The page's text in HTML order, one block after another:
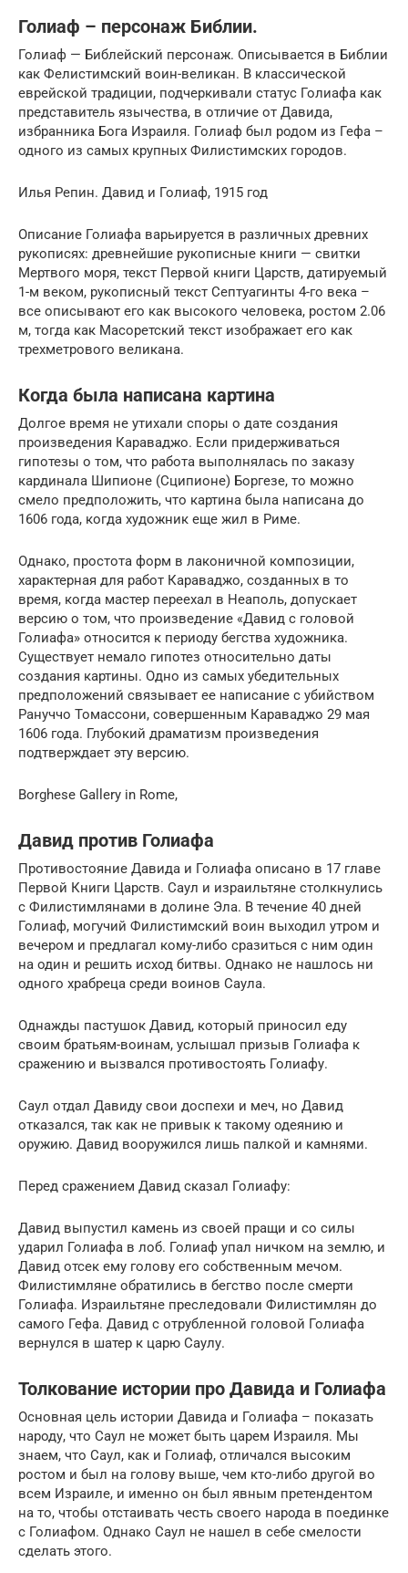
Голиаф – персонаж Библии.
Голиаф — Библейский персонаж. Описывается в Библии
как Фелистимский воин-великан. В классической
еврейской традиции, подчеркивали статус Голиафа как
представитель язычества, в отличие от Давида,
избранника Бога Израиля. Голиаф был родом из Гефа –
одного из самых крупных Филистимских городов.
Илья Репин. Давид и Голиаф, 1915 год
Описание Голиафа варьируется в различных древних
рукописях: древнейшие рукописные книги — свитки
Мертвого моря, текст Первой книги Царств, датируемый
1-м веком, рукописный текст Септуагинты 4-го века –
все описывают его как высокого человека, ростом 2.06
м, тогда как Масоретский текст изображает его как
трехметрового великана.
Когда была написана картина
Долгое время не утихали споры о дате создания
произведения Караваджо. Если придерживаться
гипотезы о том, что работа выполнялась по заказу
кардинала Шипионе (Сципионе) Боргезе, то можно
смело предположить, что картина была написана до
1606 года, когда художник еще жил в Риме.
Однако, простота форм в лаконичной композиции,
характерная для работ Караваджо, созданных в то
время, когда мастер переехал в Неаполь, допускает
версию о том, что произведение «Давид с головой
Голиафа» относится к периоду бегства художника.
Существует немало гипотез относительно даты
создания картины. Одно из самых убедительных
предположений связывает ее написание с убийством
Рануччо Томассони, совершенным Караваджо 29 мая
1606 года. Глубокий драматизм произведения
подтверждает эту версию.
Borghese Gallery in Rome,
Давид против Голиафа
Противостояние Давида и Голиафа описано в 17 главе
Первой Книги Царств. Саул и израильтяне столкнулись
с Филистимлянами в долине Эла. В течение 40 дней
Голиаф, могучий Филистимский воин выходил утром и
вечером и предлагал кому-либо сразиться с ним один
на один и решить исход битвы. Однако не нашлось ни
одного храбреца среди воинов Саула.
Однажды пастушок Давид, который приносил еду
своим братьям-воинам, услышал призыв Голиафа к
сражению и вызвался противостоять Голиафу.
Саул отдал Давиду свои доспехи и меч, но Давид
отказался, так как не привык к такому одеянию и
оружию. Давид вооружился лишь палкой и камнями.
Перед сражением Давид сказал Голиафу:
Давид выпустил камень из своей пращи и со силы
ударил Голиафа в лоб. Голиаф упал ничком на землю, и
Давид отсек ему голову его собственным мечом.
Филистимляне обратились в бегство после смерти
Голиафа. Израильтяне преследовали Филистимлян до
самого Гефа. Давид с отрубленной головой Голиафа
вернулся в шатер к царю Саулу.
Толкование истории про Давида и Голиафа
Основная цель истории Давида и Голиафа – показать
народу, что Саул не может быть царем Израиля. Мы
знаем, что Саул, как и Голиаф, отличался высоким
ростом и был на голову выше, чем кто-либо другой во
всем Израиле, и именно он был явным претендентом
на то, чтобы отстаивать честь своего народа в поединке
с Голиафом. Однако Саул не нашел в себе смелости
сделать этого.